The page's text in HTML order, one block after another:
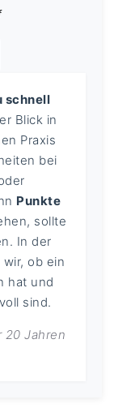
schnell
Blick in
Praxis
bei
Punkte
sollte
In der
ob ein
hat und
sind.
20 Jahren